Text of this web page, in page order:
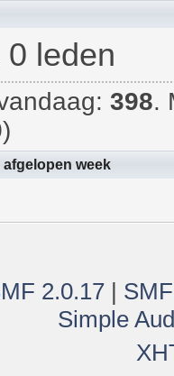
leden
398.
week
2.0.17 |
Simple